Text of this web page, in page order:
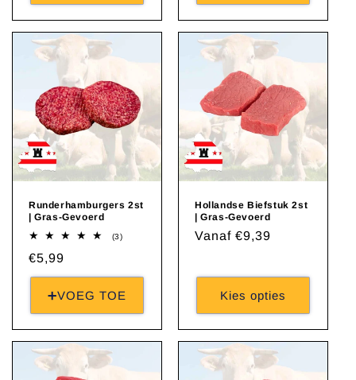
Runderhamburgers 2st
| Gras-Gevoerd
(3)3
Normale
prijs
€5,99
➕VOEG TOE
Hollandse Biefstuk 2st
| Gras-Gevoerd
Normale
Vanaf €9,39
Kies opties